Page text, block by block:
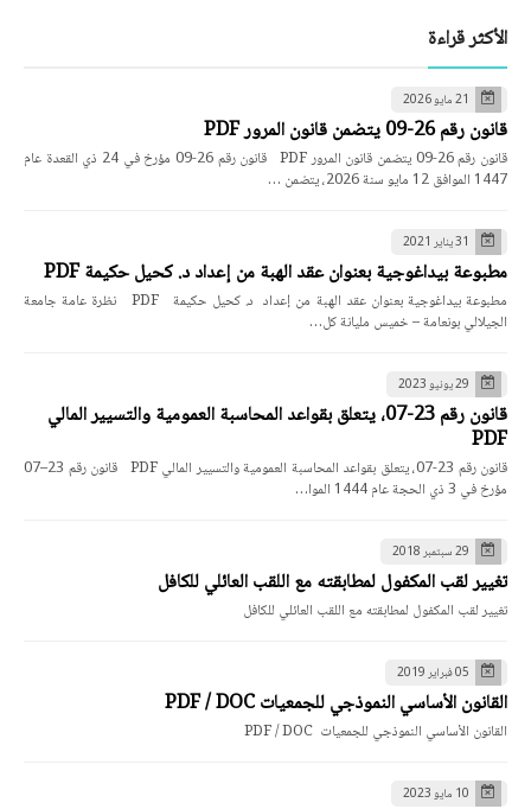
الأكثر قراءة
21 مايو 2026
قانون رقم 26-09 يتضمن قانون المرور PDF
قانون رقم 26-09 يتضمن قانون المرور PDF قانون رقم 26-09 مؤرخ في 24 ذي القعدة عام
1447 الموافق 12 مايو سنة 2026، يتضمن …
31 يناير 2021
مطبوعة بيداغوجية بعنوان عقد الهبة من إعداد د. كحيل حكيمة PDF
مطبوعة بيداغوجية بعنوان عقد الهبة من إعداد د. كحيل حكيمة PDF نظرة عامة جامعة
الجيلالي بونعامة – خميس مليانة كل…
29 يونيو 2023
قانون رقم 23-07، يتعلق بقواعد المحاسبة العمومية والتسيير المالي
PDF
قانون رقم 23-07، يتعلق بقواعد المحاسبة العمومية والتسيير المالي PDF قانون رقم 23–07
مؤرخ في 3 ذي الحجة عام 1444 الموا…
29 سبتمبر 2018
تغيير لقب المكفول لمطابقته مع اللقب العائلي للكافل
تغيير لقب المكفول لمطابقته مع اللقب العائلي للكافل
05 فبراير 2019
القانون الأساسي النموذجي للجمعيات PDF / DOC
القانون الأساسي النموذجي للجمعيات PDF / DOC
10 مايو 2023